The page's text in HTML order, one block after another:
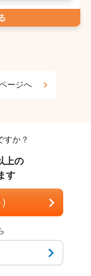
ージへ
すか？
上の
す